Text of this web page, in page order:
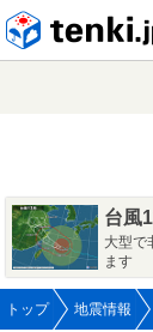
台風
大型で
ます
トップ 地震情報